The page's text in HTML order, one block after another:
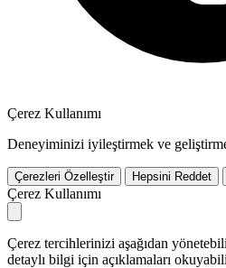
Çerez Kullanımı
Deneyiminizi iyileştirmek ve
Çerezleri Özelleştir Hepsini Reddet
Çerez Kullanımı
Çerez tercihlerinizi aşağıdan
detaylı bilgi için açıklamaları